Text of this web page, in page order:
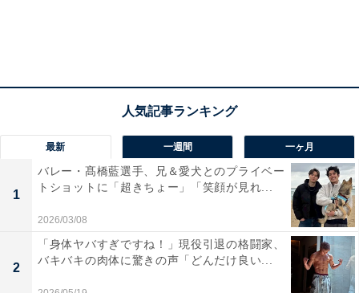
最新 一週間 一ヶ月
1
バレー・髙橋藍選手、兄＆愛犬とのプライベー
トショットに「超きちょー」「笑顔が見れ...
2026/03/08
2
「身体ヤバすぎですね！」現役引退の格闘家、
バキバキの肉体に驚きの声「どんだけ良い...